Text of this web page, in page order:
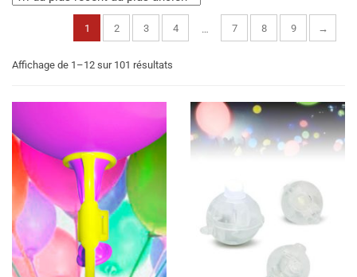
1 2 3 4 … 7 8 9 →
Affichage de 1–12 sur 101 résultats
plus